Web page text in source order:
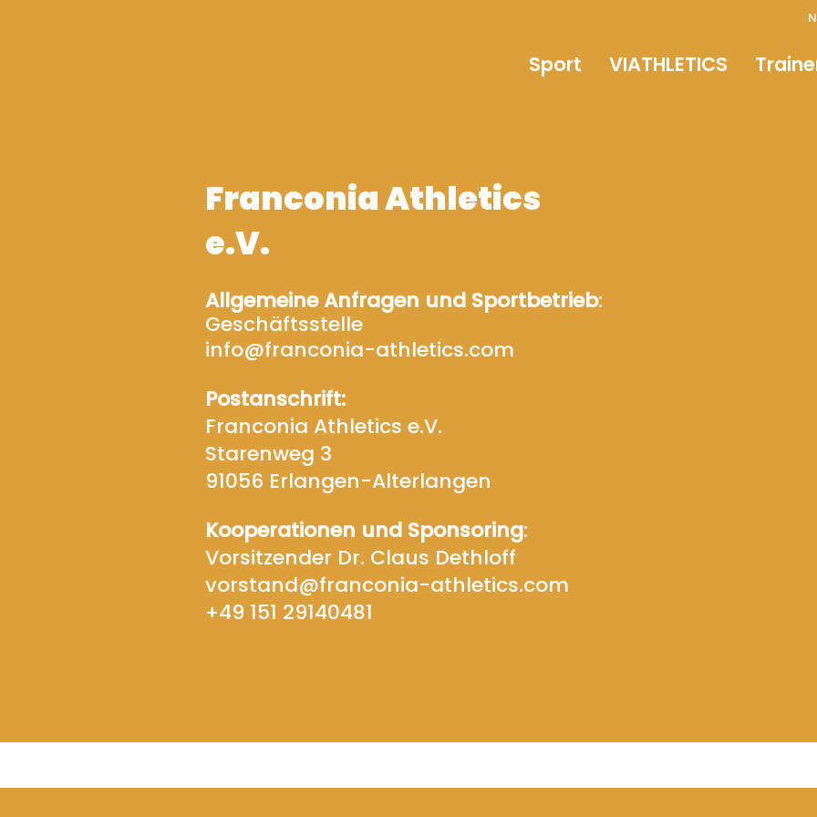
Sport VIATHLETICS
Franconia Athletics
e.V.
Allgemeine Anfragen und Sportbetrieb:
Geschäftsstelle
info@franconia-athletics.com
Postanschrift:
Franconia Athletics e.V.
Starenweg 3
91056 Erlangen-Alterlangen
Kooperationen und Sponsoring:
Vorsitzender Dr. Claus Dethloff
vorstand@franconia-athletics.com
+49 151 29140481